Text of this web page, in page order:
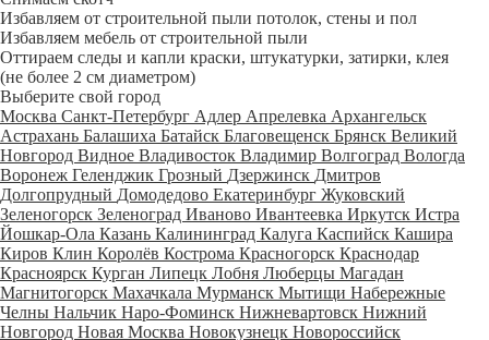
Избавляем от строительной пыли потолок, стены и пол
Избавляем мебель от строительной пыли
Оттираем следы и капли краски, штукатурки, затирки, клея
(не более 2 см диаметром)
Выберите свой город
Москва Санкт-Петербург Адлер Апрелевка Архангельск
Астрахань Балашиха Батайск Благовещенск Брянск Великий
Новгород Видное Владивосток Владимир Волгоград Вологда
Воронеж Геленджик Грозный Дзержинск Дмитров
Долгопрудный Домодедово Екатеринбург Жуковский
Зеленогорск Зеленоград Иваново Ивантеевка Иркутск Истра
Йошкар-Ола Казань Калининград Калуга Каспийск Кашира
Киров Клин Королёв Кострома Красногорск Краснодар
Красноярск Курган Липецк Лобня Люберцы Магадан
Магнитогорск Махачкала Мурманск Мытищи Набережные
Челны Нальчик Наро-Фоминск Нижневартовск Нижний
Новгород Новая Москва Новокузнецк Новороссийск